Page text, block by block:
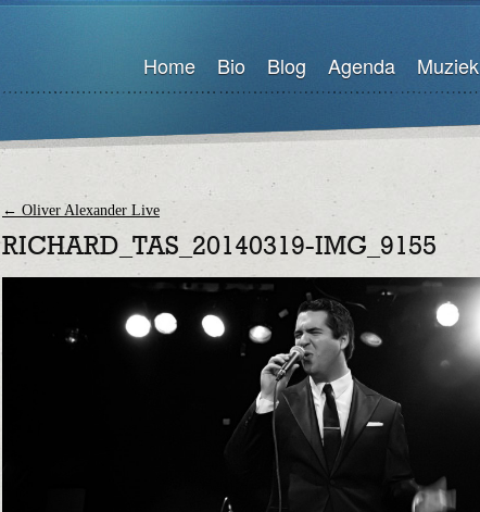
Muziek
Agenda
Blog
Bio
Home
← Oliver Alexander Live
RICHARD_TAS_20140319-IMG_9155